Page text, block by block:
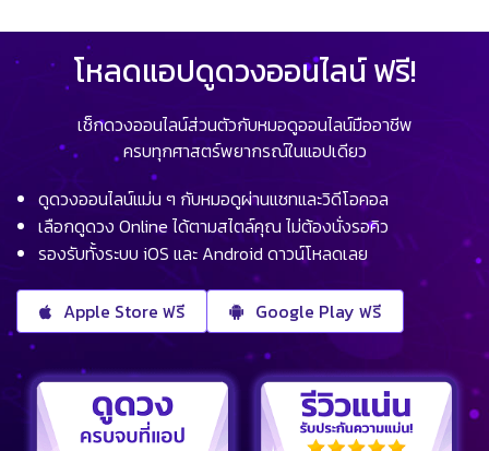
โหลดแอปดูดวงออนไลน์ ฟรี!
เช็กดวงออนไลน์ส่วนตัวกับหมอดูออนไลน์มืออาชีพ
ครบทุกศาสตร์พยากรณ์ในแอปเดียว
ดูดวงออนไลน์แม่น ๆ กับหมอดูผ่านแชทและวิดีโอคอล
เลือกดูดวง Online ได้ตามสไตล์คุณ ไม่ต้องนั่งรอคิว
รองรับทั้งระบบ iOS และ Android ดาวน์โหลดเลย
Apple Store ฟรี Google Play ฟรี